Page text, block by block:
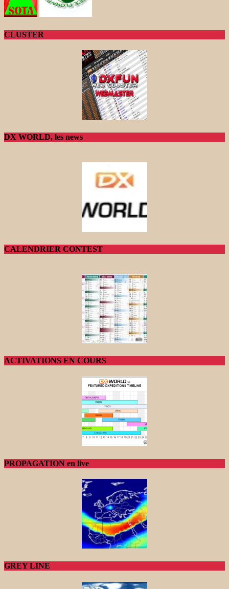
CLUSTER
DX WORLD, les news
CALENDRIER CONTEST
ACTIVATIONS EN COURS
PROPAGATION en live
GREY LINE